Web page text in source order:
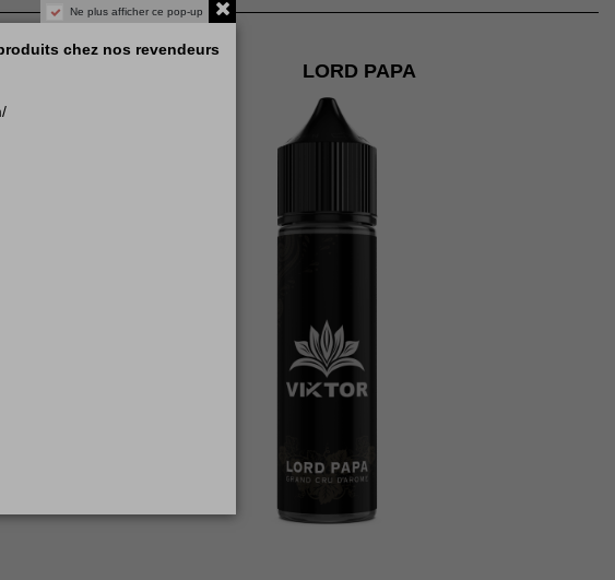
LORD PAPA
Ne plus afficher ce pop-up
chez nos revendeurs